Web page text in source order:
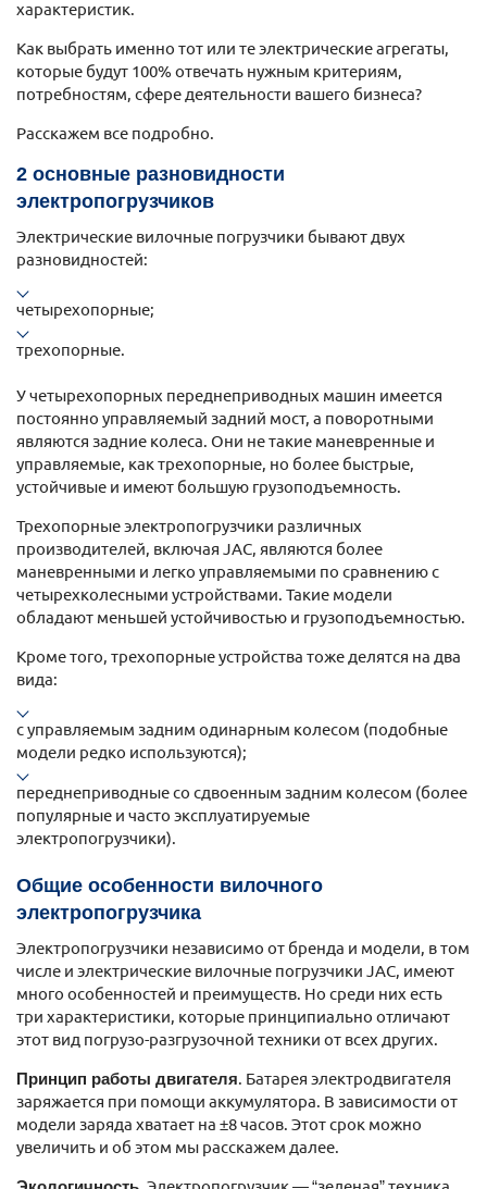
характеристик.
Как выбрать именно тот или те электрические агрегаты,
которые будут 100% отвечать нужным критериям,
потребностям, сфере деятельности вашего бизнеса?
Расскажем все подробно.
2 основные разновидности
электропогрузчиков
Электрические вилочные погрузчики бывают двух
разновидностей:
четырехопорные;
трехопорные.
У четырехопорных переднеприводных машин имеется
постоянно управляемый задний мост, а поворотными
являются задние колеса. Они не такие маневренные и
управляемые, как трехопорные, но более быстрые,
устойчивые и имеют большую грузоподъемность.
Трехопорные электропогрузчики различных
производителей, включая JAC, являются более
маневренными и легко управляемыми по сравнению с
четырехколесными устройствами. Такие модели
обладают меньшей устойчивостью и грузоподъемностью.
Кроме того, трехопорные устройства тоже делятся на два
вида:
с управляемым задним одинарным колесом (подобные
модели редко используются);
переднеприводные со сдвоенным задним колесом (более
популярные и часто эксплуатируемые
электропогрузчики).
Общие особенности вилочного
электропогрузчика
Электропогрузчики независимо от бренда и модели, в том
числе и электрические вилочные погрузчики JAC, имеют
много особенностей и преимуществ. Но среди них есть
три характеристики, которые принципиально отличают
этот вид погрузо-разгрузочной техники от всех других.
Принцип работы двигателя. Батарея электродвигателя
заряжается при помощи аккумулятора. В зависимости от
модели заряда хватает на ±8 часов. Этот срок можно
увеличить и об этом мы расскажем далее.